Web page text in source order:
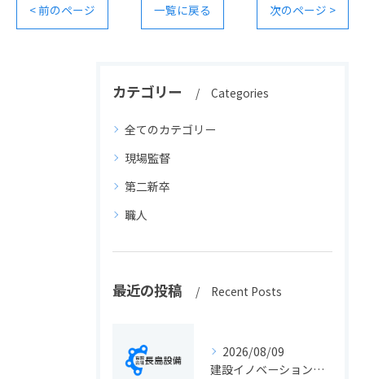
< 前のページ 一覧に戻る 次のページ >
カテゴリー Categories
全てのカテゴリー
現場監督
第二新卒
職人
最近の投稿 Recent Posts
2026/08/09
建設イノベーションの最新動向と実務に活きる導入ポイント総まとめ